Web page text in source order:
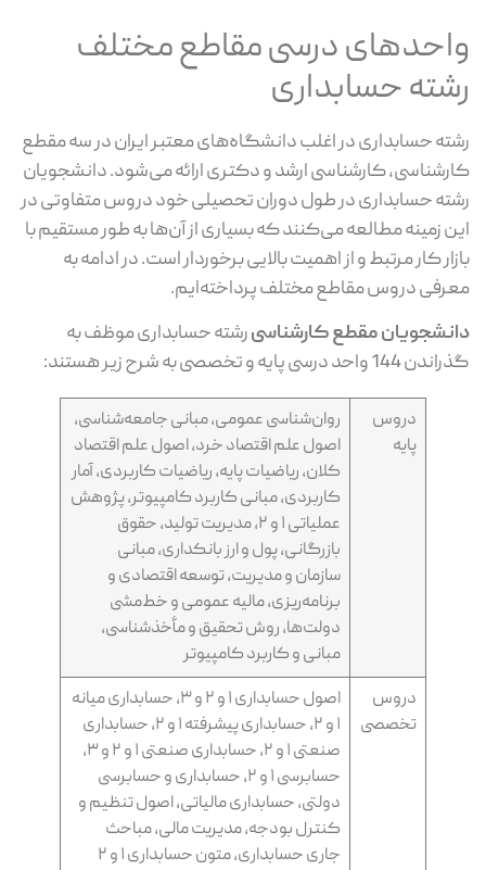
واحدهای درسی مقاطع مختلف
رشته حسابداری
رشته حسابداری در اغلب دانشگاه‌های معتبر ایران در سه مقطع
کارشناسی، کارشناسی ارشد و دکتری ارائه می‌شود. دانشجویان
رشته حسابداری در طول دوران تحصیلی خود دروس متفاوتی در
این زمینه مطالعه می‌کنند که بسیاری از آن‌ها به طور مستقیم با
بازار کار مرتبط و از اهمیت بالایی برخوردار است. در ادامه به
معرفی دروس مقاطع مختلف پرداخته‌ایم.
دانشجویان مقطع کارشناسیرشته حسابداری موظف به
گذراندن 144 واحد درسی پایه و تخصصی به شرح زیر هستند:
دروس
پایه
روان‌شناسی عمومی، مبانی جامعه‌شناسی،
اصول علم اقتصاد خرد، اصول علم اقتصاد
کلان، ریاضیات پایه، ریاضیات کاربردی، آمار
کاربردی، مبانی کاربرد کامپیوتر، پژوهش
عملیاتی ۱ و ۲، مدیریت تولید، حقوق
بازرگانی، پول و ارز بانکداری، مبانی
سازمان و مدیریت، توسعه اقتصادی و
برنامه‌ریزی، مالیه عمومی و خط‌مشی
دولت‌ها، روش تحقیق و مأخذشناسی،
مبانی و کاربرد کامپیوتر
دروس
تخصصی
اصول حسابداری ۱ و ۲ و ۳، حسابداری میانه
۱ و ۲، حسابداری پیشرفته ۱ و ۲، حسابداری
صنعتی ۱ و ۲، حسابداری صنعتی ۱ و ۲ و ۳،
حسابرسی ۱ و ۲، حسابداری و حسابرسی
دولتی، حسابداری مالیاتی، اصول تنظیم و
کنترل بودجه، مدیریت مالی، مباحث
جاری حسابداری، متون حسابداری ۱ و ۲